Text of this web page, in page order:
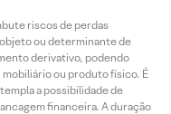
riscos de perdas
ou determinante de
derivativo, podendo
ou produto físico. É
a possibilidade de
financeira. A duração